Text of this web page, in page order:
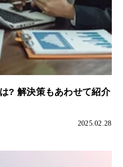
? 解決策もあわせて紹介
2025.02.28